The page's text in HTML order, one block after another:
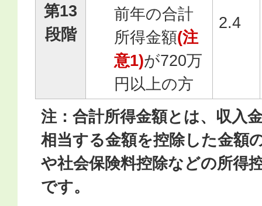
第13
段階
前年の合計
所得金額(注
意1)が720万
円以上の方
2.4
注：合計所得金額とは、収入
相当する金額を控除した金額
や社会保険料控除などの所得
です。